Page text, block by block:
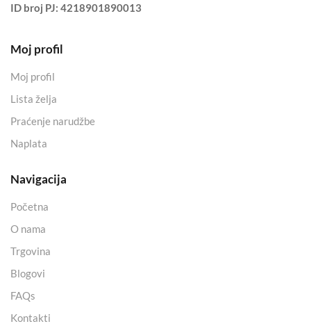
ID broj PJ: 4218901890013
Moj profil
Moj profil
Lista želja
Praćenje narudžbe
Naplata
Navigacija
Početna
O nama
Trgovina
Blogovi
FAQs
Kontakti